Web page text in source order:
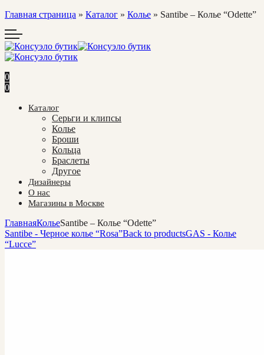
Главная страница » Каталог » Колье » Santibe – Колье “Odette”
0
0
Каталог
Cерьги и клипсы
Колье
Броши
Кольца
Браслеты
Другое
Дизайнеры
О нас
Магазины в Москве
ГлавнаяКольеSantibe – Колье “Odette”
Santibe - Черное колье “Rosa”Back to productsGAS - Колье
“Lucce”